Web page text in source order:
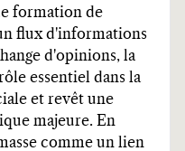
formation de
flux d'informations
d'opinions, la
essentiel dans la
et revêt une
majeure. En
comme un lien